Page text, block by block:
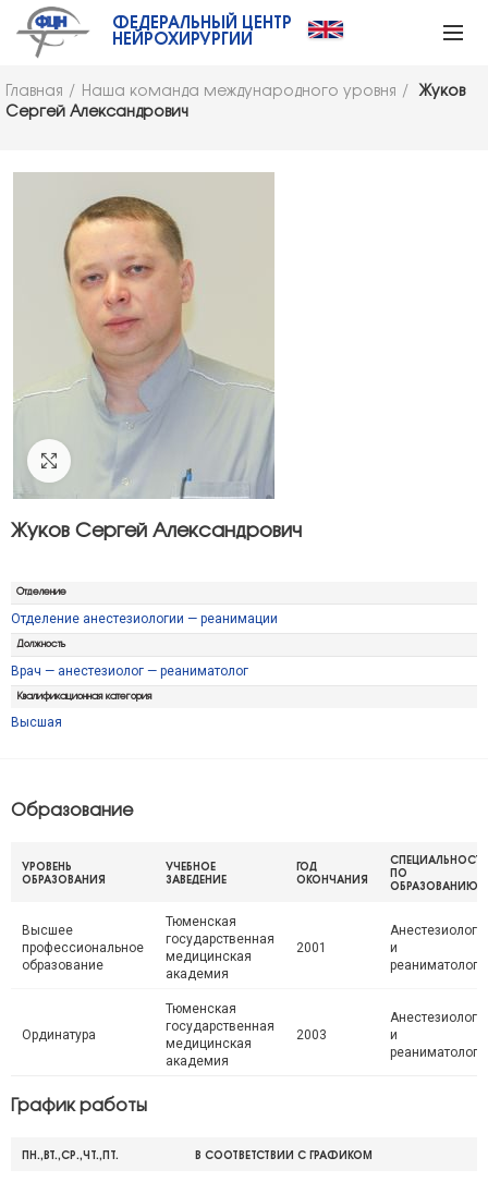
ФЕДЕРАЛЬНЫЙ ЦЕНТР
НЕЙРОХИРУРГИИ
Главная Наша команда международного уровня
Жуков
Сергей Александрович
Жуков Сергей Александрович
Отделение
Отделение анестезиологии — реанимации
Должность
Врач — анестезиолог — реаниматолог
Квалификационная категория
Высшая
Образование
УРОВЕНЬ
ОБРАЗОВАНИЯ
УЧЕБНОЕ
ЗАВЕДЕНИЕ
ГОД
ОКОНЧАНИЯ
СПЕЦИАЛЬНОСТЬ
ПО
ОБРАЗОВАНИЮ
Высшее
профессиональное
образование
Тюменская
государственная
медицинская
академия
2001
и
Ординатура
Тюменская
государственная
медицинская
академия
2003
и
График работы
ПН.,ВТ.,СР.,ЧТ.,ПТ. В СООТВЕТСТВИИ С ГРАФИКОМ